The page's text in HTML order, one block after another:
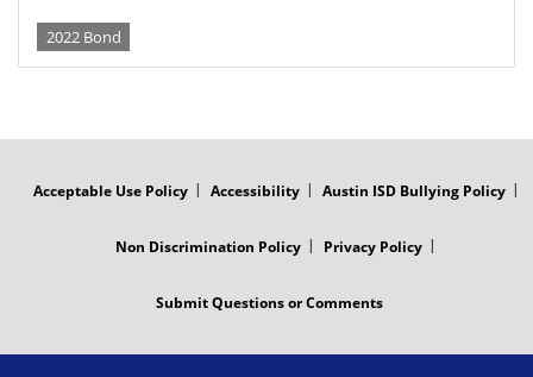
2022 Bond
Acceptable Use Policy Accessibility Austin ISD Bullying Policy
Non Discrimination Policy Privacy Policy
Submit Questions or Comments